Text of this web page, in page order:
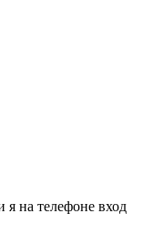
я на телефоне вход